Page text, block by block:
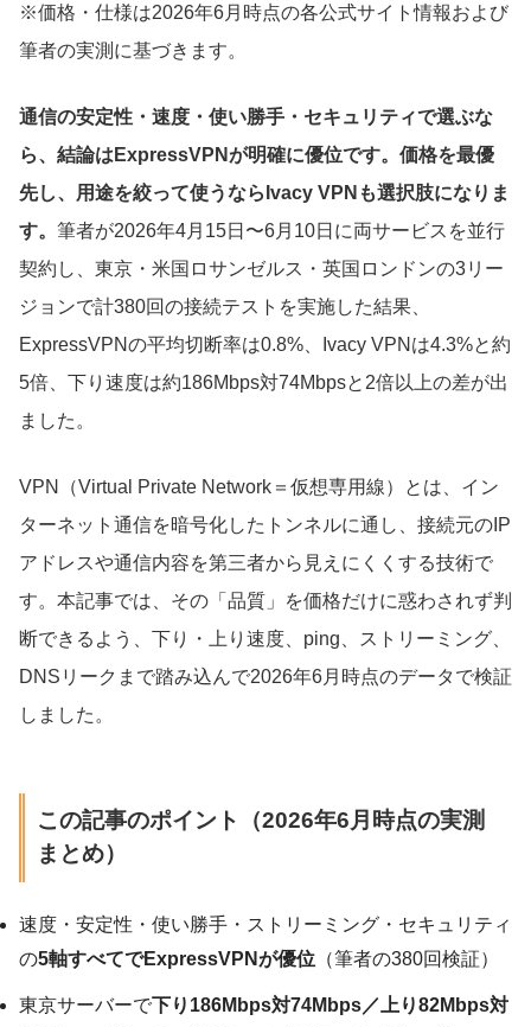
※価格・仕様は2026年6月時点の各公式サイト情報および
筆者の実測に基づきます。
通信の安定性・速度・使い勝手・セキュリティで選ぶな
ら、結論はExpressVPNが明確に優位です。価格を最優
先し、用途を絞って使うならIvacy VPNも選択肢になりま
す。 筆者が2026年4月15日〜6月10日に両サービスを並行
契約し、東京・米国ロサンゼルス・英国ロンドンの3リー
ジョンで計380回の接続テストを実施した結果、
ExpressVPNの平均切断率は0.8%、Ivacy VPNは4.3%と約
5倍、下り速度は約186Mbps対74Mbpsと2倍以上の差が出
ました。
VPN（Virtual Private Network＝仮想専用線）とは、イン
ターネット通信を暗号化したトンネルに通し、接続元のIP
アドレスや通信内容を第三者から見えにくくする技術で
す。本記事では、その「品質」を価格だけに惑わされず判
断できるよう、下り・上り速度、ping、ストリーミング、
DNSリークまで踏み込んで2026年6月時点のデータで検証
しました。
この記事のポイント（2026年6月時点の実測
まとめ）
速度・安定性・使い勝手・ストリーミング・セキュリティ
の5軸すべてでExpressVPNが優位 （筆者の380回検証）
東京サーバーで下り186Mbps対74Mbps／上り82Mbps対